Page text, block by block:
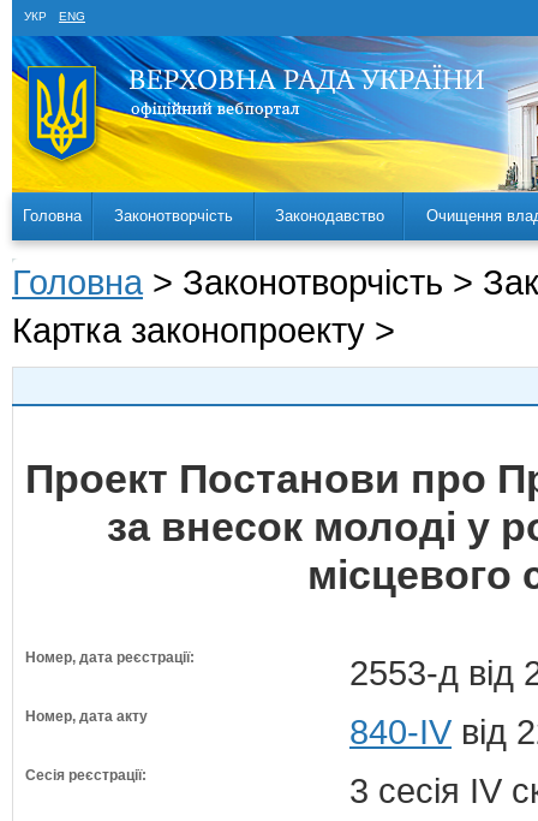
УКР ENG
Головна Законотворчість Законодавство Очищення
Головна > Законотворчість >
Картка законопроекту >
Проект Постанови про
за внесок молоді у
місцевого
Номер, дата реєстрації: 2553-д від
Номер, дата акту 840-IV від
Сесія реєстрації: 3 сесія IV